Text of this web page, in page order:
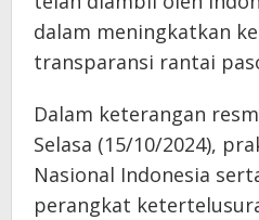
dalam meningkatkan
transparansi rantai
Dalam keterangan
Selasa (15/10/2024),
Nasional Indonesia
perangkat